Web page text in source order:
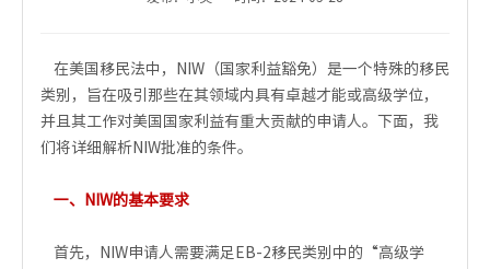
在美国移民法中，NIW（国家利益豁免）是一个特殊的移民
类别，旨在吸引那些在其领域内具有卓越才能或高级学位，
并且其工作对美国国家利益有重大贡献的申请人。下面，我
们将详细解析NIW批准的条件。
一、NIW的基本要求
首先，NIW申请人需要满足EB-2移民类别中的“高级学